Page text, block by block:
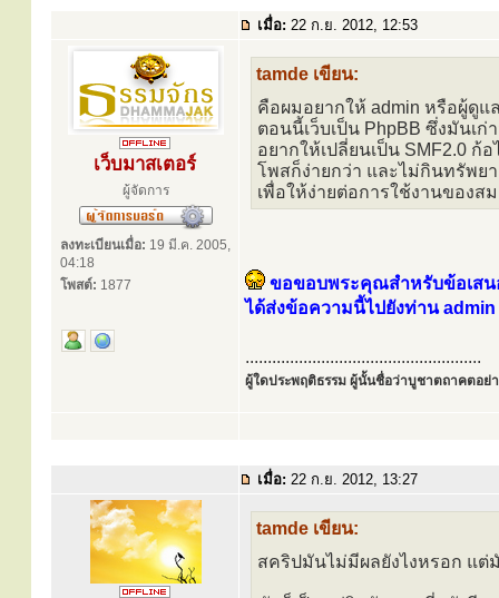
เมื่อ: 22 ก.ย. 2012, 12:53
เว็บมาสเตอร์
ผู้จัดการ
ลงทะเบียนเมื่อ: 19 มี.ค. 2005,
04:18
โพสต์: 1877
tamde เขียน:
คือผมอยากให้ admin หรือผู้ดูแ
ตอนนี้เว็บเป็น PhpBB ซึ่งมันเก่
อยากให้เปลี่ยนเป็น SMF2.0 ก้
โพสก็ง่ายกว่า และไม่กินทรัพยา
เพื่อให้ง่ายต่อการใช้งานของส
ขอขอบพระคุณสำหรับข้อเส
ได้ส่งข้อความนี้ไปยังท่าน
.....................................................
ผู้ใดประพฤติธรรม ผู้นั้นชื่อว่าบูชาตถาคตอย่า
เมื่อ: 22 ก.ย. 2012, 13:27
tamde เขียน:
สคริปมันไม่มีผลยังไงหรอก แ